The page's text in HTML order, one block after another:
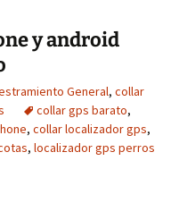
y android
General, collar
collar gps barato,
, collar localizador gps,
, localizador gps perros